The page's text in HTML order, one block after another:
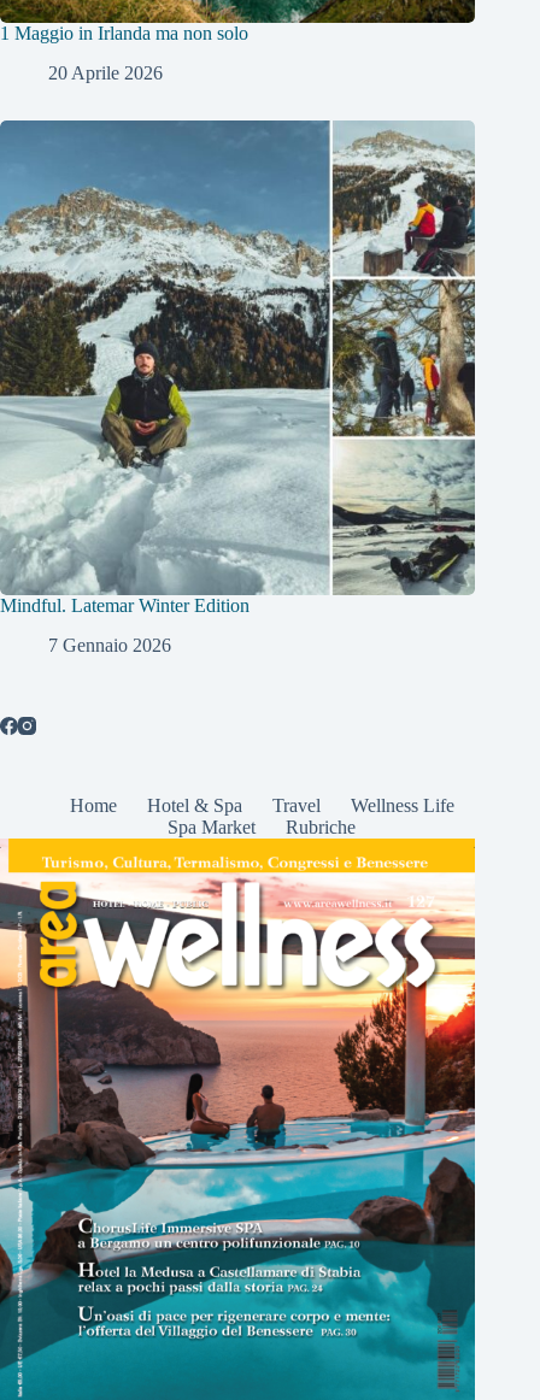
1 Maggio in Irlanda ma non solo
20 Aprile 2026
Mindful. Latemar Winter Edition
7 Gennaio 2026
Home Hotel & Spa Travel
Wellness Life
Spa Market
Rubriche